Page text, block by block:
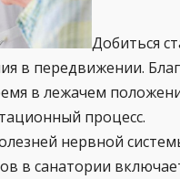
Добиться
в передвижении.
в лежачем
процесс.
нервной
в санатории